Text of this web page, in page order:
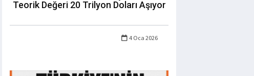
Teorik Değeri 20 Trilyon Doları Aşıyor
4 Oca 2026